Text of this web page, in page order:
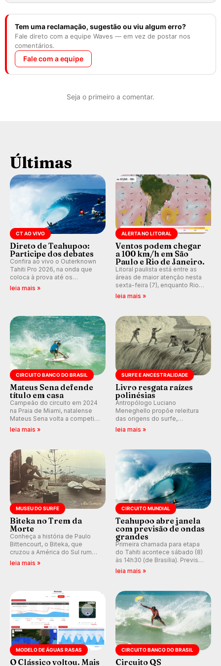
Tem uma reclamação, sugestão ou viu algum erro?
Fale direto com a equipe Waves — em vez de postar nos
comentários.
Fale com a equipe
Seja o primeiro a comentar.
Últimas
CT AO VIVO
Direto de Teahupoo:
Participe dos debates
Confira ao vivo o Outerknown
Tahiti Pro 2026, na onda que
coloca à prova até os
melhores surfistas do mundo.
leia mais »
ALERTA NO LITORAL
Ventos podem chegar
a 100 km/h em São
Paulo e Rio de Janeiro.
Litoral paulista está entre as
áreas de maior atenção nesta
sexta-feira (7), enquanto Rio
de Janeiro também recebe
km/h em Itanhaém.
leia mais »
CIRCUITO BANCO DO BRASIL
Mateus Sena defende
título em casa
Campeão do circuito em 2024
na Praia de Miami, natalense
Mateus Sena volta a competir
em casa em busca de manter a
leia mais »
SURFE E ANCESTRALIDADE
Livro resgata raízes
polinésias
Antropólogo Luciano
Meneghello propõe releitura
das origens do surfe,
resgatando a cultura polinésia
prática em esporte e indústria.
leia mais »
MUSEU DO SURFE
Biteka no Trem da
Morte
Conheça a história de Paulo
Bittencourt, o Biteka, que
cruzou a América do Sul rumo
ao Pacífico em uma jornada
leia mais »
CIRCUITO MUNDIAL
Teahupoo abre janela
com previsão de ondas
grandes
Primeira chamada para etapa
do Tahiti acontece sábado (8)
às 14h30 (de Brasília). Previsão
indica swell consistente.
Kelly Slater convidado.
leia mais »
MODELO DE ÁGUAS RASAS
O Clássico voltou. Mais
CIRCUITO BANCO DO BRASIL
Circuito QS